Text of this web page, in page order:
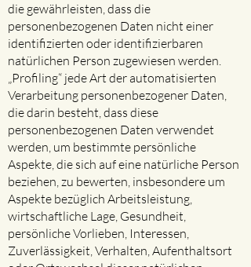
die gewährleisten, dass die
personenbezogenen Daten nicht einer
identifizierten oder identifizierbaren
natürlichen Person zugewiesen werden.
„Profiling“ jede Art der automatisierten
Verarbeitung personenbezogener Daten,
die darin besteht, dass diese
personenbezogenen Daten verwendet
werden, um bestimmte persönliche
Aspekte, die sich auf eine natürliche Person
beziehen, zu bewerten, insbesondere um
Aspekte bezüglich Arbeitsleistung,
wirtschaftliche Lage, Gesundheit,
persönliche Vorlieben, Interessen,
Zuverlässigkeit, Verhalten, Aufenthaltsort